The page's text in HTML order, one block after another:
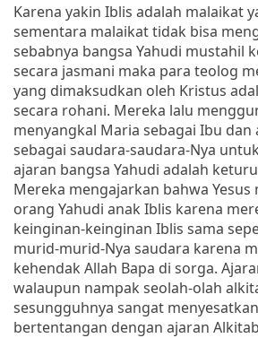
Karena yakin Iblis adalah malaikat
sementara malaikat tidak bisa
sebabnya bangsa Yahudi mustahil
secara jasmani maka para teolog
yang dimaksudkan oleh Kristus
secara rohani. Mereka lalu
menyangkal Maria sebagai Ibu dan
sebagai saudara-saudara-Nya
ajaran bangsa Yahudi adalah
Mereka mengajarkan bahwa
orang Yahudi anak Iblis karena
keinginan-keinginan Iblis sama
murid-murid-Nya saudara karena
kehendak Allah Bapa di sorga.
walaupun nampak seolah-olah
sesungguhnya sangat
bertentangan dengan ajaran